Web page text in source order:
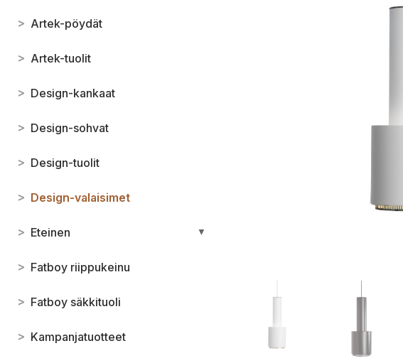
> Artek-pöydät
> Artek-tuolit
> Design-kankaat
> Design-sohvat
> Design-tuolit
> Design-valaisimet
> Eteinen ▼
> Fatboy riippukeinu
> Fatboy säkkituoli
> Kampanjatuotteet